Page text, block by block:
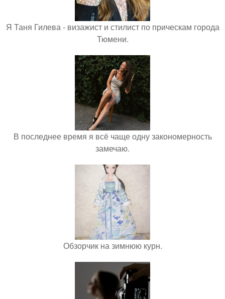
Я Таня Гилева - визажист и стилист по прическам города
Тюмени.
В последнее время я всё чаще одну закономерность
замечаю.
Обзорчик на зимнюю курн.